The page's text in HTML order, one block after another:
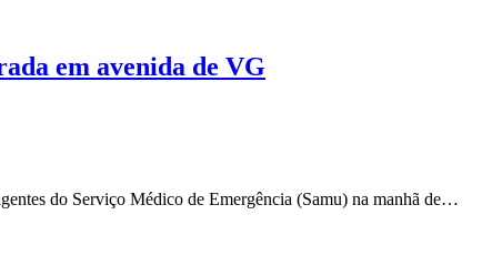
em avenida de VG
do Serviço Médico de Emergência (Samu) na manhã de…